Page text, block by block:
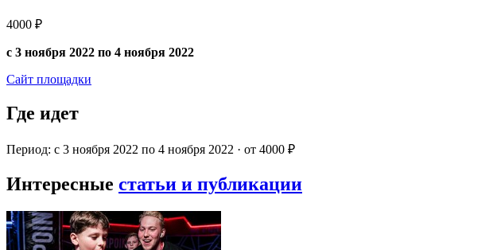
4000 ₽
с 3 ноября 2022 по 4 ноября 2022
Сайт площадки
Где идет
Период: с 3 ноября 2022 по 4 ноября 2022 · от 4000 ₽
Интересные статьи и публикации